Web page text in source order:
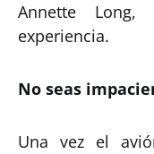
Annette
experiencia.
No seas
Una vez el